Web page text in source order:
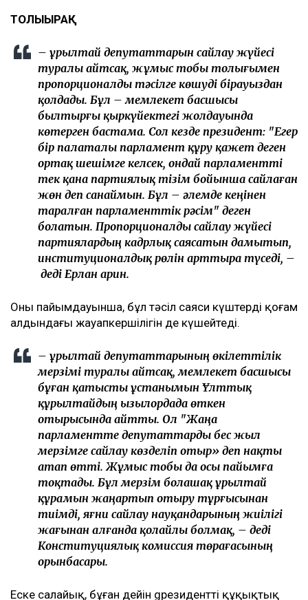
ТОЛЫҒЫРАҚ
– Құрылтай депутаттарын сайлау жүйесі
туралы айтсақ, жұмыс тобы толығымен
пропорционалды тәсілге көшуді бірауыздан
қолдады. Бұл – мемлекет басшысы
былтырғы қыркүйектегі жолдауында
көтерген бастама. Сол кезде президент: "Егер
бір палаталы парламент құру қажет деген
ортақ шешімге келсек, ондай парламентті
тек қана партиялық тізім бойынша сайлаған
жөн деп санаймын. Бұл – әлемде кеңінен
таралған парламенттік рәсім" деген
болатын. Пропорционалды сайлау жүйесі
партиялардың кадрлық саясатын дамытып,
институционалдық рөлін арттыра түседі, –
деді Ерлан Қарин.
Оның пайымдауынша, бұл тәсіл саяси күштердің қоғам
алдындағы жауапкершілігін де күшейтеді.
– Құрылтай депутаттарының өкілеттілік
мерзімі туралы айтсақ, мемлекет басшысы
бұған қатысты ұстанымын Ұлттық
құрылтайдың Қызылордада өткен
отырысында айтты. Ол "Жаңа
парламентте депутаттарды бес жыл
мерзімге сайлау көзделіп отыр» деп нақты
атап өтті. Жұмыс тобы да осы пайымға
тоқтады. Бұл мерзім болашақ Құрылтай
құрамын жаңартып отыру тұрғысынан
тиімді, яғни сайлау науқандарының жиілігі
жағынан алғанда қолайлы болмақ, – деді
Конституциялық комиссия төрағасының
орынбасары.
Еске салайық, бұған дейін gрезиденттің құқықтық